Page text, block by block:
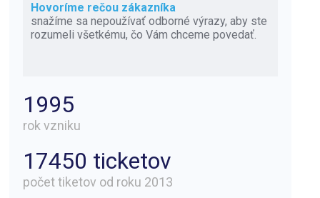
Hovoríme rečou zákazníka
snažíme sa nepoužívať odborné výrazy, aby ste
rozumeli všetkému, čo Vám chceme povedať.
1995
rok vzniku
17450 ticketov
počet tiketov od roku 2013